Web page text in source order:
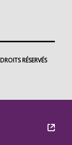
RÉSERVÉS